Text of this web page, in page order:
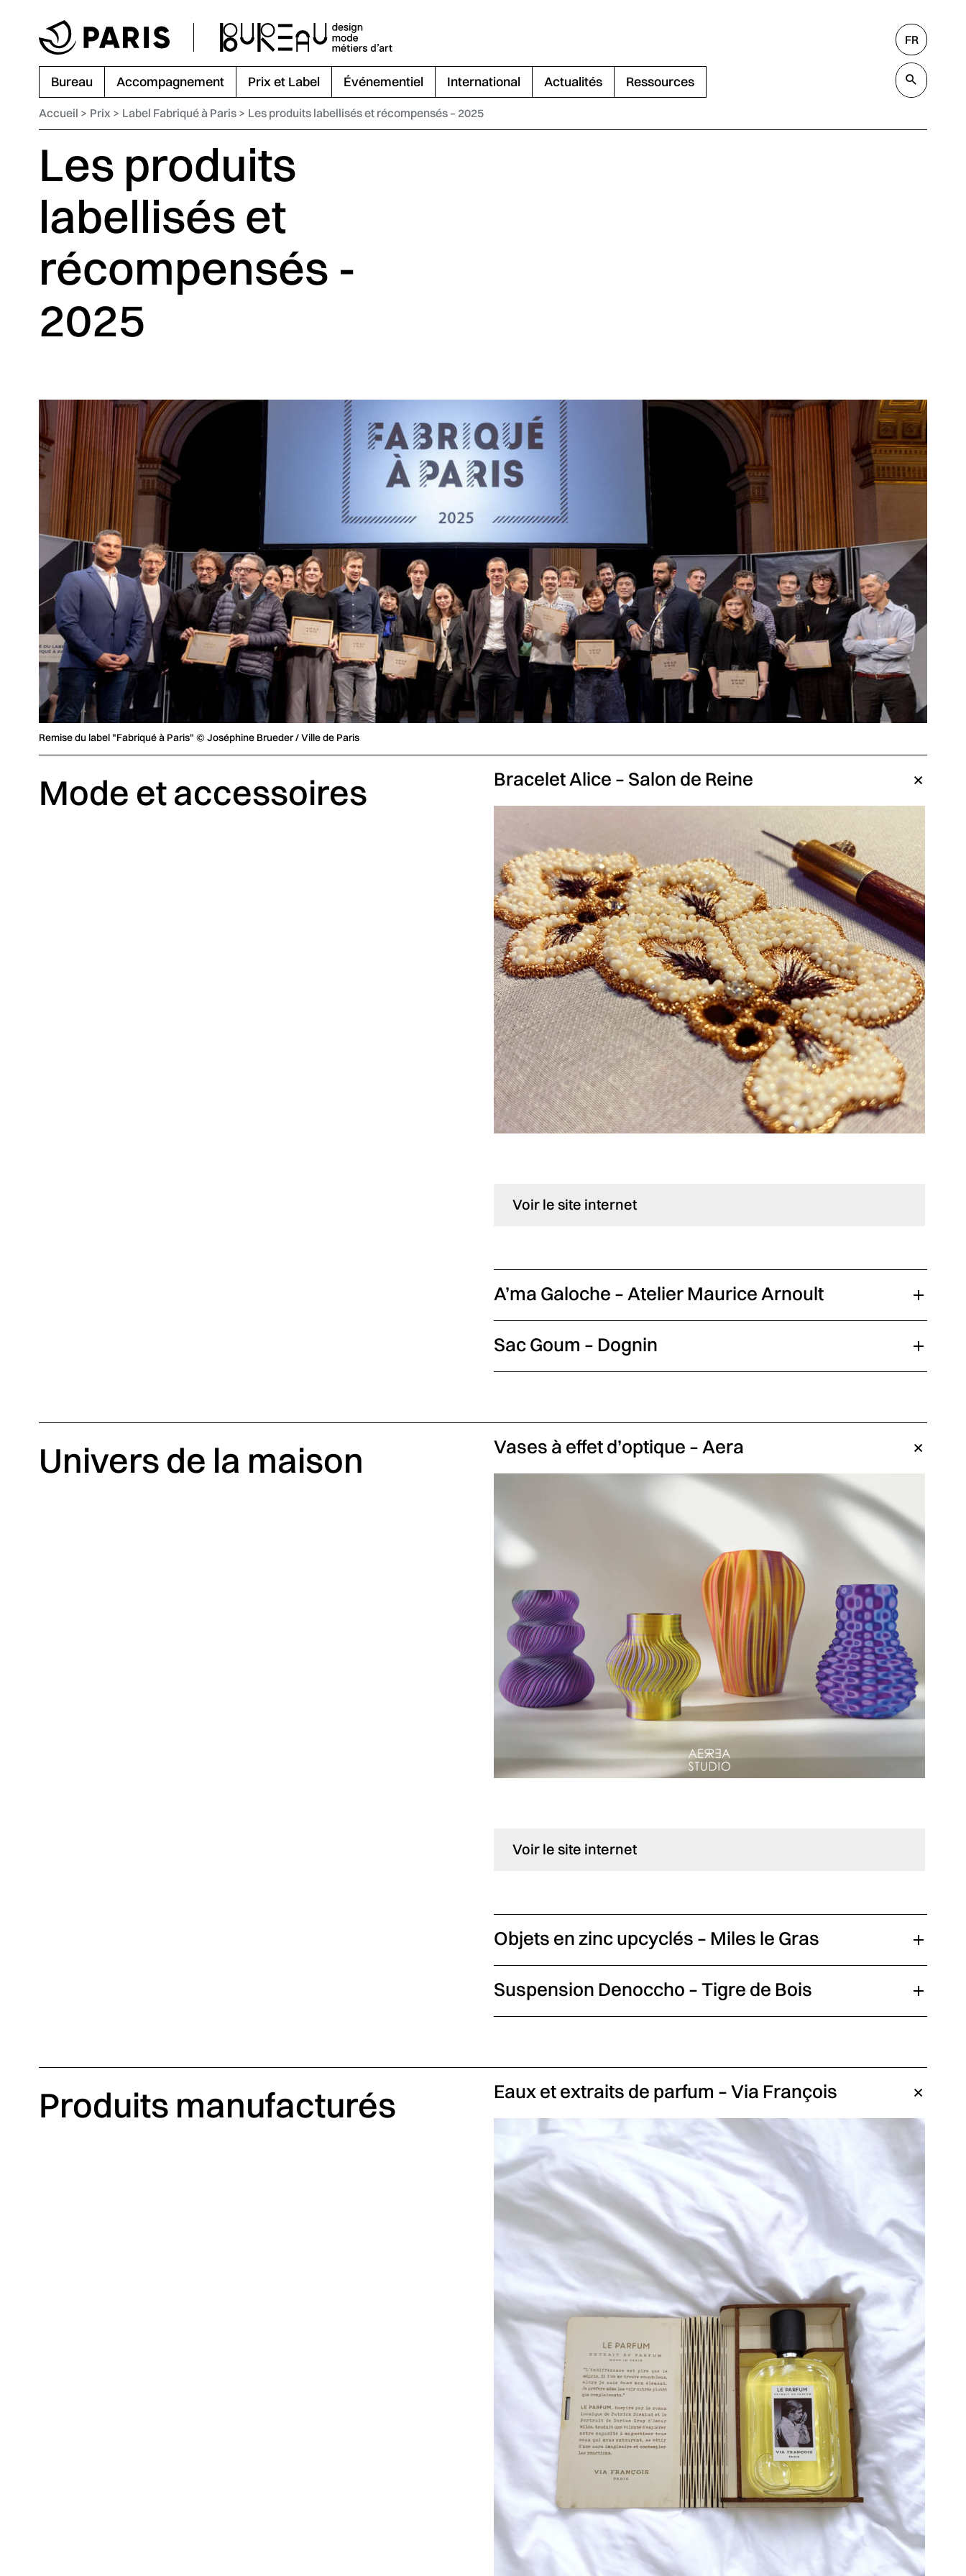
Bureau Accompagnement Prix et Label Événementiel International Actualités Ressources
FR
Rechercher
Accueil Prix Label Fabriqué à Paris Les produits labellisés et récompensés – 2025
Les produits
labellisés et
récompensés -
2025
Remise du label "Fabriqué à Paris" © Joséphine Brueder / Ville de Paris
Mode et accessoires Bracelet Alice – Salon de Reine
Voir le site internet
A’ma Galoche – Atelier Maurice Arnoult
Sac Goum – Dognin
Univers de la maison Vases à effet d’optique – Aera
Voir le site internet
Objets en zinc upcyclés – Miles le Gras
Suspension Denoccho – Tigre de Bois
Produits manufacturés Eaux et extraits de parfum – Via François